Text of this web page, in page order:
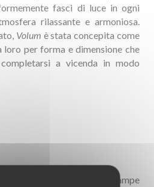
fasci di luce in ogni
rilassante e armoniosa.
Volum è stata concepita come
per forma e dimensione che
a vicenda in modo
translucide "scelle" la lampe